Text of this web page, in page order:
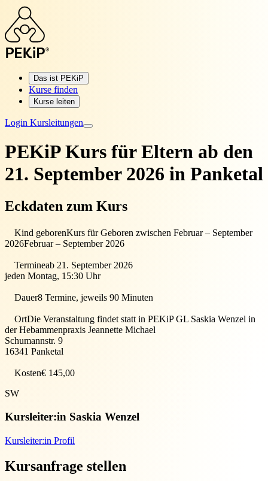
Das ist PEKiP
Kurse finden
Kurse leiten
Login Kursleitungen
PEKiP Kurs für Eltern ab den
21. September 2026 in Panketal
Eckdaten zum Kurs
Kind geborenKurs für Geboren zwischen Februar – September
2026Februar – September 2026
Termineab 21. September 2026
jeden Montag, 15:30 Uhr
Dauer8 Termine, jeweils 90 Minuten
OrtDie Veranstaltung findet statt in PEKiP GL Saskia Wenzel in
der Hebammenpraxis Jeannette Michael
Schumannstr. 9
16341 Panketal
Kosten€ 145,00
SW
Kursleiter:in Saskia Wenzel
Kursleiter:in Profil
Kursanfrage stellen